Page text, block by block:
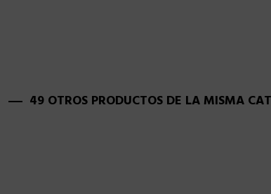
49 OTROS PRODUCTOS DE LA MISMA